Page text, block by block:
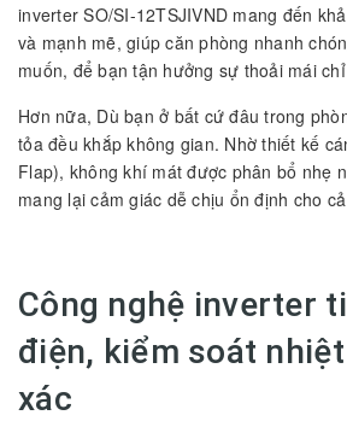
inverter SO/SI-12TSJIVND mang đến
và mạnh mẽ, giúp căn phòng nhanh
muốn, để bạn tận hưởng sự thoải mái
Hơn nữa, Dù bạn ở bất cứ đâu trong
tỏa đều khắp không gian. Nhờ thiết kế
Flap), không khí mát được phân bổ nhẹ
mang lại cảm giác dễ chịu ổn định cho
Công nghệ inverter
điện, kiểm soát
xác